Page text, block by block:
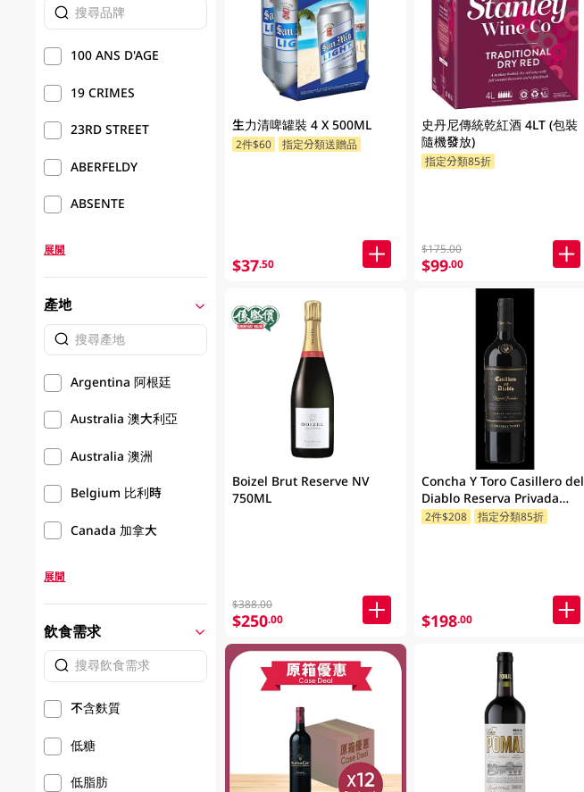
100 ANS D'AGE
19 CRIMES
23RD STREET
ABERFELDY
ABSENTE
展開
產地
Argentina 阿根廷
Australia 澳大利亞
Australia 澳洲
Belgium 比利時
Canada 加拿大
展開
飲食需求
不含麩質
低糖
低脂肪
生力清啤罐裝 4 X 500ML
2件$60 指定分類送贈品
$37.50
史丹尼傳統乾紅酒 4LT (包裝
隨機發放)
指定分類85折
$175.00
$99.00
Boizel Brut Reserve NV
750ML
$388.00
$250.00
Concha Y Toro Casillero del
Diablo Reserva Privada
Cabernet Sauvignon 750ML
2件$208 指定分類85折
$198.00